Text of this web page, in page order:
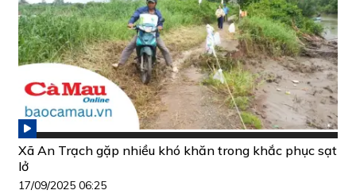
Xã An Trạch gặp nhiều khó khăn trong khắc phục sạt
lở
17/09/2025 06:25